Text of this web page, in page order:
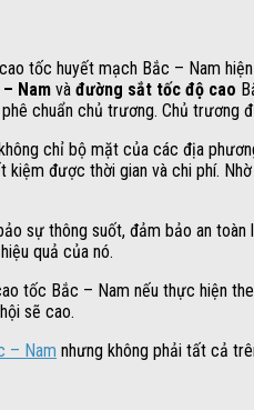
tốc huyết mạch Bắc – Nam
Nam và đường sắt tốc độ cao
chuẩn chủ trương. Chủ trương
chỉ bộ mặt của các địa
kiệm được thời gian và chi phí.
sự thông suốt, đảm bảo an
quả của nó.
tốc Bắc – Nam nếu thực hiện
sẽ cao.
– Nam nhưng không phải tất cả